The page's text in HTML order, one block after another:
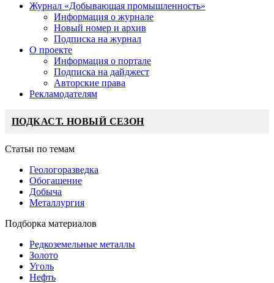
Журнал «Добывающая промышленность»
Информация о журнале
Новый номер и архив
Подписка на журнал
О проекте
Информация о портале
Подписка на дайджест
Авторские права
Рекламодателям
ПОДКАСТ. НОВЫЙ СЕЗОН
Статьи по темам
Геологоразведка
Обогащение
Добыча
Металлургия
Подборка материалов
Редкоземельные металлы
Золото
Уголь
Нефть